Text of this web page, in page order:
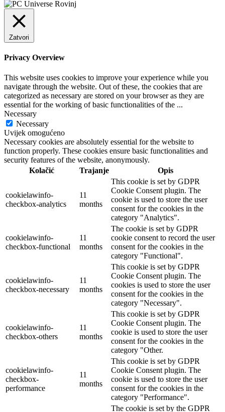
Zatvori
Privacy Overview
This website uses cookies to improve your experience while you
navigate through the website. Out of these, the cookies that are
categorized as necessary are stored on your browser as they are
essential for the working of basic functionalities of the ...
Necessary
Necessary
Uvijek omogućeno
Necessary cookies are absolutely essential for the website to
function properly. These cookies ensure basic functionalities and
security features of the website, anonymously.
Kolačić
Trajanje Opis
cookielawinfo-
checkbox-analytics
11
months
This cookie is set by GDPR
Cookie Consent plugin. The
cookie is used to store the user
consent for the cookies in the
category "Analytics".
cookielawinfo-
checkbox-functional
11
months
The cookie is set by GDPR
cookie consent to record the user
consent for the cookies in the
category "Functional".
cookielawinfo-
checkbox-necessary
11
months
This cookie is set by GDPR
Cookie Consent plugin. The
cookies is used to store the user
consent for the cookies in the
category "Necessary".
cookielawinfo-
checkbox-others
11
months
This cookie is set by GDPR
Cookie Consent plugin. The
cookie is used to store the user
consent for the cookies in the
category "Other.
cookielawinfo-
checkbox-
performance
11
months
This cookie is set by GDPR
Cookie Consent plugin. The
cookie is used to store the user
consent for the cookies in the
category "Performance".
The cookie is set by the GDPR